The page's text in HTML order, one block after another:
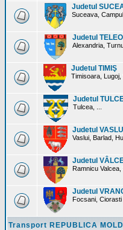
Judetul
Suceava,
Judetul
Alexandria,
Judetul TIMIŞ
Timisoara, Lugoj,
Judetul
Tulcea, ...
Judetul VASLUI
Vaslui, Barlad,
Judetul
Ramnicu Valcea,
Judetul
Focsani, Ciorasti
Transport REPUBLICA